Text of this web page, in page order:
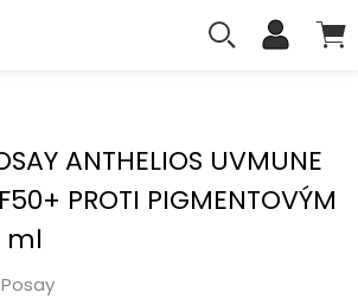
ANTHELIOS UVMUNE
PROTI PIGMENTOVÝM
ml